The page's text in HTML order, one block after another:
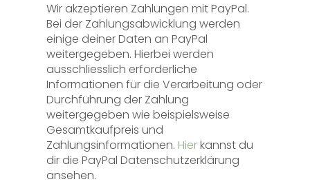
Wir akzeptieren Zahlungen mit PayPal.
Bei der Zahlungsabwicklung werden
einige deiner Daten an PayPal
weitergegeben. Hierbei werden
ausschliesslich erforderliche
Informationen für die Verarbeitung oder
Durchführung der Zahlung
weitergegeben wie beispielsweise
Gesamtkaufpreis und
Zahlungsinformationen. Hierkannst du
dir die PayPal Datenschutzerklärung
ansehen.